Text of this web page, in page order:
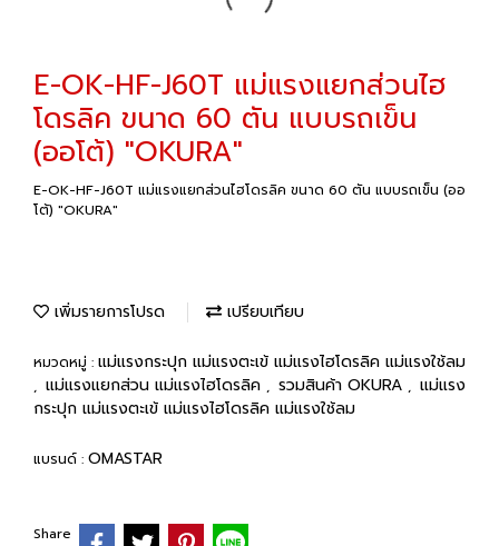
E-OK-HF-J60T แม่แรงแยกส่วนไฮ
โดรลิค ขนาด 60 ตัน แบบรถเข็น
(ออโต้) "OKURA"
E-OK-HF-J60T แม่แรงแยกส่วนไฮโดรลิค ขนาด 60 ตัน แบบรถเข็น (ออ
โต้) "OKURA"
เพิ่มรายการโปรด เปรียบเทียบ
หมวดหมู่ : แม่แรงกระปุก แม่แรงตะเข้ แม่แรงไฮโดรลิค แม่แรงใช้ลม
, แม่แรงแยกส่วน แม่แรงไฮโดรลิค , รวมสินค้า OKURA , แม่แรง
กระปุก แม่แรงตะเข้ แม่แรงไฮโดรลิค แม่แรงใช้ลม
แบรนด์ : OMASTAR
Share